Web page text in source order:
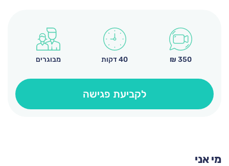
350
₪ 40 דקות מבוגרים
לקביעת פגישה
מי אני